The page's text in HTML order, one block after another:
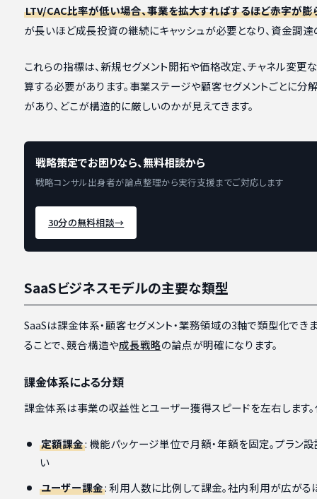
LTV/CAC比率が低い場合、事業を拡大すればするほど赤字が膨
が長いほど成長投資の継続にキャッシュが必要となり、資金調達
これらの指標は、新規セグメント開拓や価格改定、チャネル変
算する必要があります。事業ステージや顧客セグメントごとに分
があり、どこが構造的に厳しいのかが見えてきます。
戦略策定でお困りなら、無料相談から
戦略コンサル出身者が論点整理から実行支援までご対応します
30分の無料相談→
SaaSビジネスモデルの主要な類型
SaaSは課金体系・顧客セグメント・業務領域の3軸で類型化でき
ることで、競合構造や成長戦略の論点が明確になります。
課金体系による分類
課金体系は事業の収益性とユーザー獲得スピードを左右します
定額課金: 機能パッケージ単位で月額・年額を固定。プラン
い
ユーザー課金: 利用人数に比例して課金。社内利用が広がる